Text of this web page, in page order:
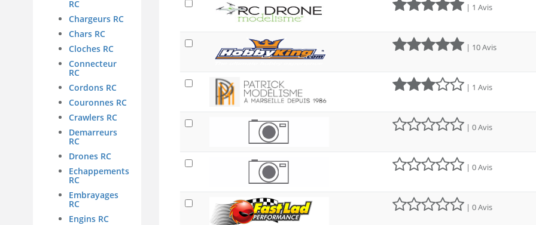
RC
Chargeurs RC
Chars RC
Cloches RC
Connecteur
RC
Cordons RC
Couronnes RC
Crawlers RC
Demarreurs
RC
Drones RC
Echappements
RC
Embrayages
RC
Engins RC
| 1 Avis
| 10 Avis
| 1 Avis
| 0 Avis
| 0 Avis
| 0 Avis